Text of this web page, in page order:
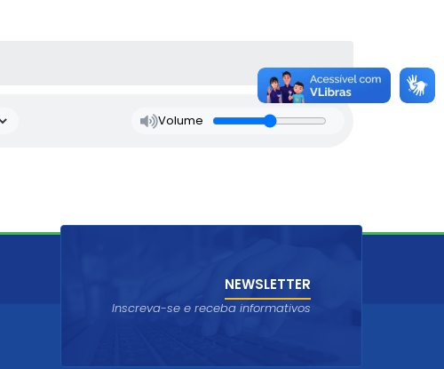
Volume
NEWSLETTER
Inscreva-se e receba informativos